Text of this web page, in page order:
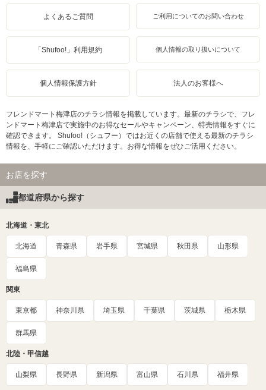
よくあるご質問 ご利用についてのお問い合わせ
「Shufoo!」利用規約 個人情報の取り扱いについて
個人情報保護方針 法人のお客様へ
フレンドマート梅津店のチラシ情報を掲載しています。最新のチラシで、フレ
ンドマート梅津店で実施中のお得なセールやキャンペーン、特売情報をすぐに
確認できます。 Shufoo!（シュフー）ではお近くの店舗で使える最新のチラシ
情報を、手軽にご確認いただけます。お得な情報をぜひご活用ください。
お店を探す
都道府県から探す
北海道・東北
北海道 青森県 岩手県 宮城県 秋田県 山形県
福島県
関東
東京都 神奈川県 埼玉県 千葉県 茨城県 栃木県
群馬県
北陸・甲信越
山梨県 長野県 新潟県 富山県 石川県 福井県